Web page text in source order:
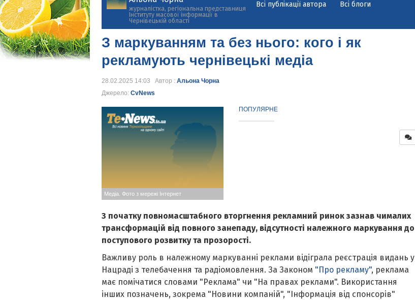
журналістка, регіональна представниця
Інституту масової інформації в
Чернівецькій області
Всі публікації автора Всі блоги
З маркуванням та без нього: кого і як
рекламують чернівецькі медіа
28.02.2025 14:03 Автор : Альона Чорна
Джерело: CvNews
Медіа. Фото з мережі Інтернет
ПОПУЛЯРНЕ
З початку повномасштабного вторгнення рекламний ринок зазнав чималих
трансформацій від повного занепаду, відсутності належного маркування до
поступового розвитку та прозорості.
Важливу роль в належному маркуванні реклами відіграла реєстрація видань у
Нацраді з телебачення та радіомовлення. За Законом "Про рекламу", реклама
має помічатися словами "Реклама" чи "На правах реклами". Використання
інших позначень, зокрема "Новини компаній", "Інформація від спонсорів"